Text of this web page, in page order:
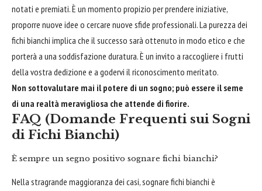
notati e premiati. È un momento propizio per prendere iniziative,
proporre nuove idee o cercare nuove sfide professionali. La purezza dei
fichi bianchi implica che il successo sarà ottenuto in modo etico e che
porterà a una soddisfazione duratura. È un invito a raccogliere i frutti
della vostra dedizione e a godervi il riconoscimento meritato.
Non sottovalutare mai il potere di un sogno; può essere il seme
di una realtà meravigliosa che attende di fiorire.
FAQ (Domande Frequenti sui Sogni
di Fichi Bianchi)
È sempre un segno positivo sognare fichi bianchi?
Nella stragrande maggioranza dei casi, sognare fichi bianchi è